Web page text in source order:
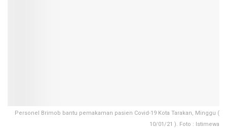
Personel Brimob bantu pemakaman pasien Covid-19 Kota Tarakan, Minggu (
10/01/21 ). Foto : Istimewa